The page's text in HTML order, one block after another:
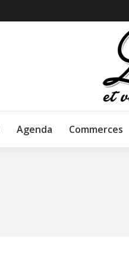
Agenda Commerces